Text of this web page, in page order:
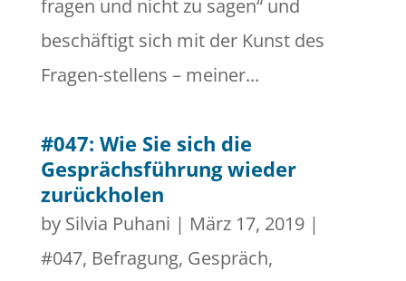
fragen und nicht zu sagen“ und
beschäftigt sich mit der Kunst des
Fragen-stellens – meiner...
#047: Wie Sie sich die
Gesprächsführung wieder
zurückholen
by Silvia Puhani | März 17, 2019|
#047, Befragung, Gespräch,